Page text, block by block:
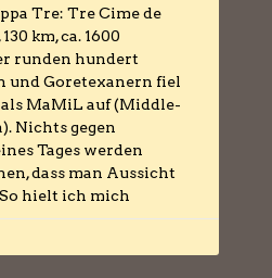
Tre: Tre Cime de
km, ca. 1600
runden hundert
und Goretexanern fiel
MaMiL auf (Middle-
Nichts gegen
Tages werden
dass man Aussicht
hielt ich mich